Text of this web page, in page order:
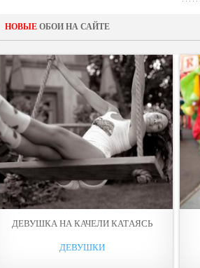
НОВЫЕ ОБОИ НА САЙТЕ
ДЕВУШКА НА КАЧEЛИ КАТAЯСЬ
ДЕВУШКИ